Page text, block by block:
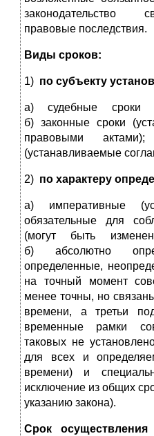
законодательство
правовые последствия.
Виды сроков:
1) по субъекту
а) судебные сроки
б) законные сроки
правовыми
(устанавливаемые
2) по характеру
а) императивные
обязательные для
(могут быть
б) абсолютно
определенные,
на точный момент
менее точны, но
времени, а третьи
временные рамки
таковых не
для всех и
времени) и
исключение из общих
указанию закона).
Срок осуществления